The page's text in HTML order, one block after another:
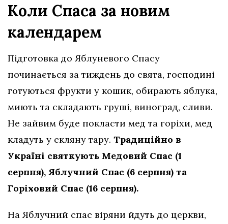
Коли Спаса за новим
календарем
Підготовка до Яблуневого Спасу
починається за тиждень до свята, господині
готуються фрукти у кошик, обирають яблука,
миють та складають груші, виноград, сливи.
Не зайвим буде покласти мед та горіхи, мед
кладуть у скляну тару. Традиційно в
Україні святкують Медовий Спас (1
серпня), Яблучний Спас (6 серпня) та
Горіховий Спас (16 серпня).
На Яблучний спас віряни йдуть до церкви,